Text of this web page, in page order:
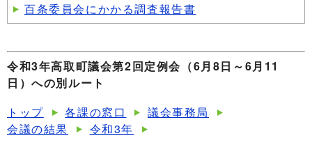
百条委員会にかかる調査報告書
令和3年高取町議会第2回定例会（6月8日～6月11
日）への別ルート
トップ
各課の窓口
議会事務局
会議の結果
令和3年